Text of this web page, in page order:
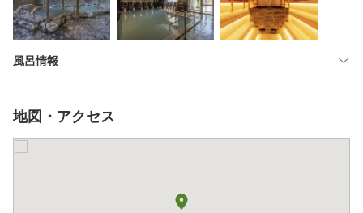
風呂情報
地図・アクセス